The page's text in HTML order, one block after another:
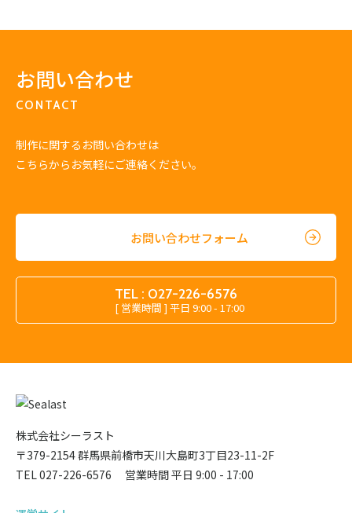
お問い合わせ
CONTACT
制作に関するお問い合わせは
こちらからお気軽にご連絡ください。
お問い合わせフォーム
TEL : 027-226-6576
[ 営業時間 ] 平日 9:00 - 17:00
株式会社シーラスト
〒379-2154 群馬県前橋市天川大島町3丁目23-11-2F
TEL 027-226-6576 営業時間 平日 9:00 - 17:00